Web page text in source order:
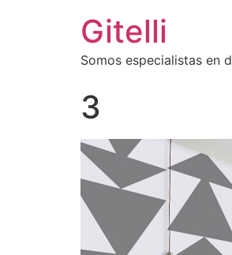
Gitelli
Somos especialistas en
3